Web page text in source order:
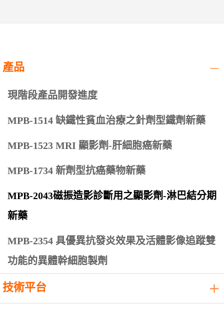
產品
現階段產品開發進度
MPB-1514 缺鐵性貧血治療之針劑型鐵劑新藥
MPB-1523 MRI 顯影劑-肝細胞癌新藥
MPB-1734 新劑型抗癌藥物新藥
MPB-2043磁振造影診斷用之顯影劑-淋巴結分期
新藥
MPB-2354 具優異抗發炎效果及活體影像追蹤雙
功能的異體幹細胞製劑
技術平台